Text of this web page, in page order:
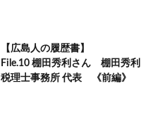
【広島人の履歴書】
File.10 棚田秀利さん 棚田秀利
税理士事務所 代表 《前編》